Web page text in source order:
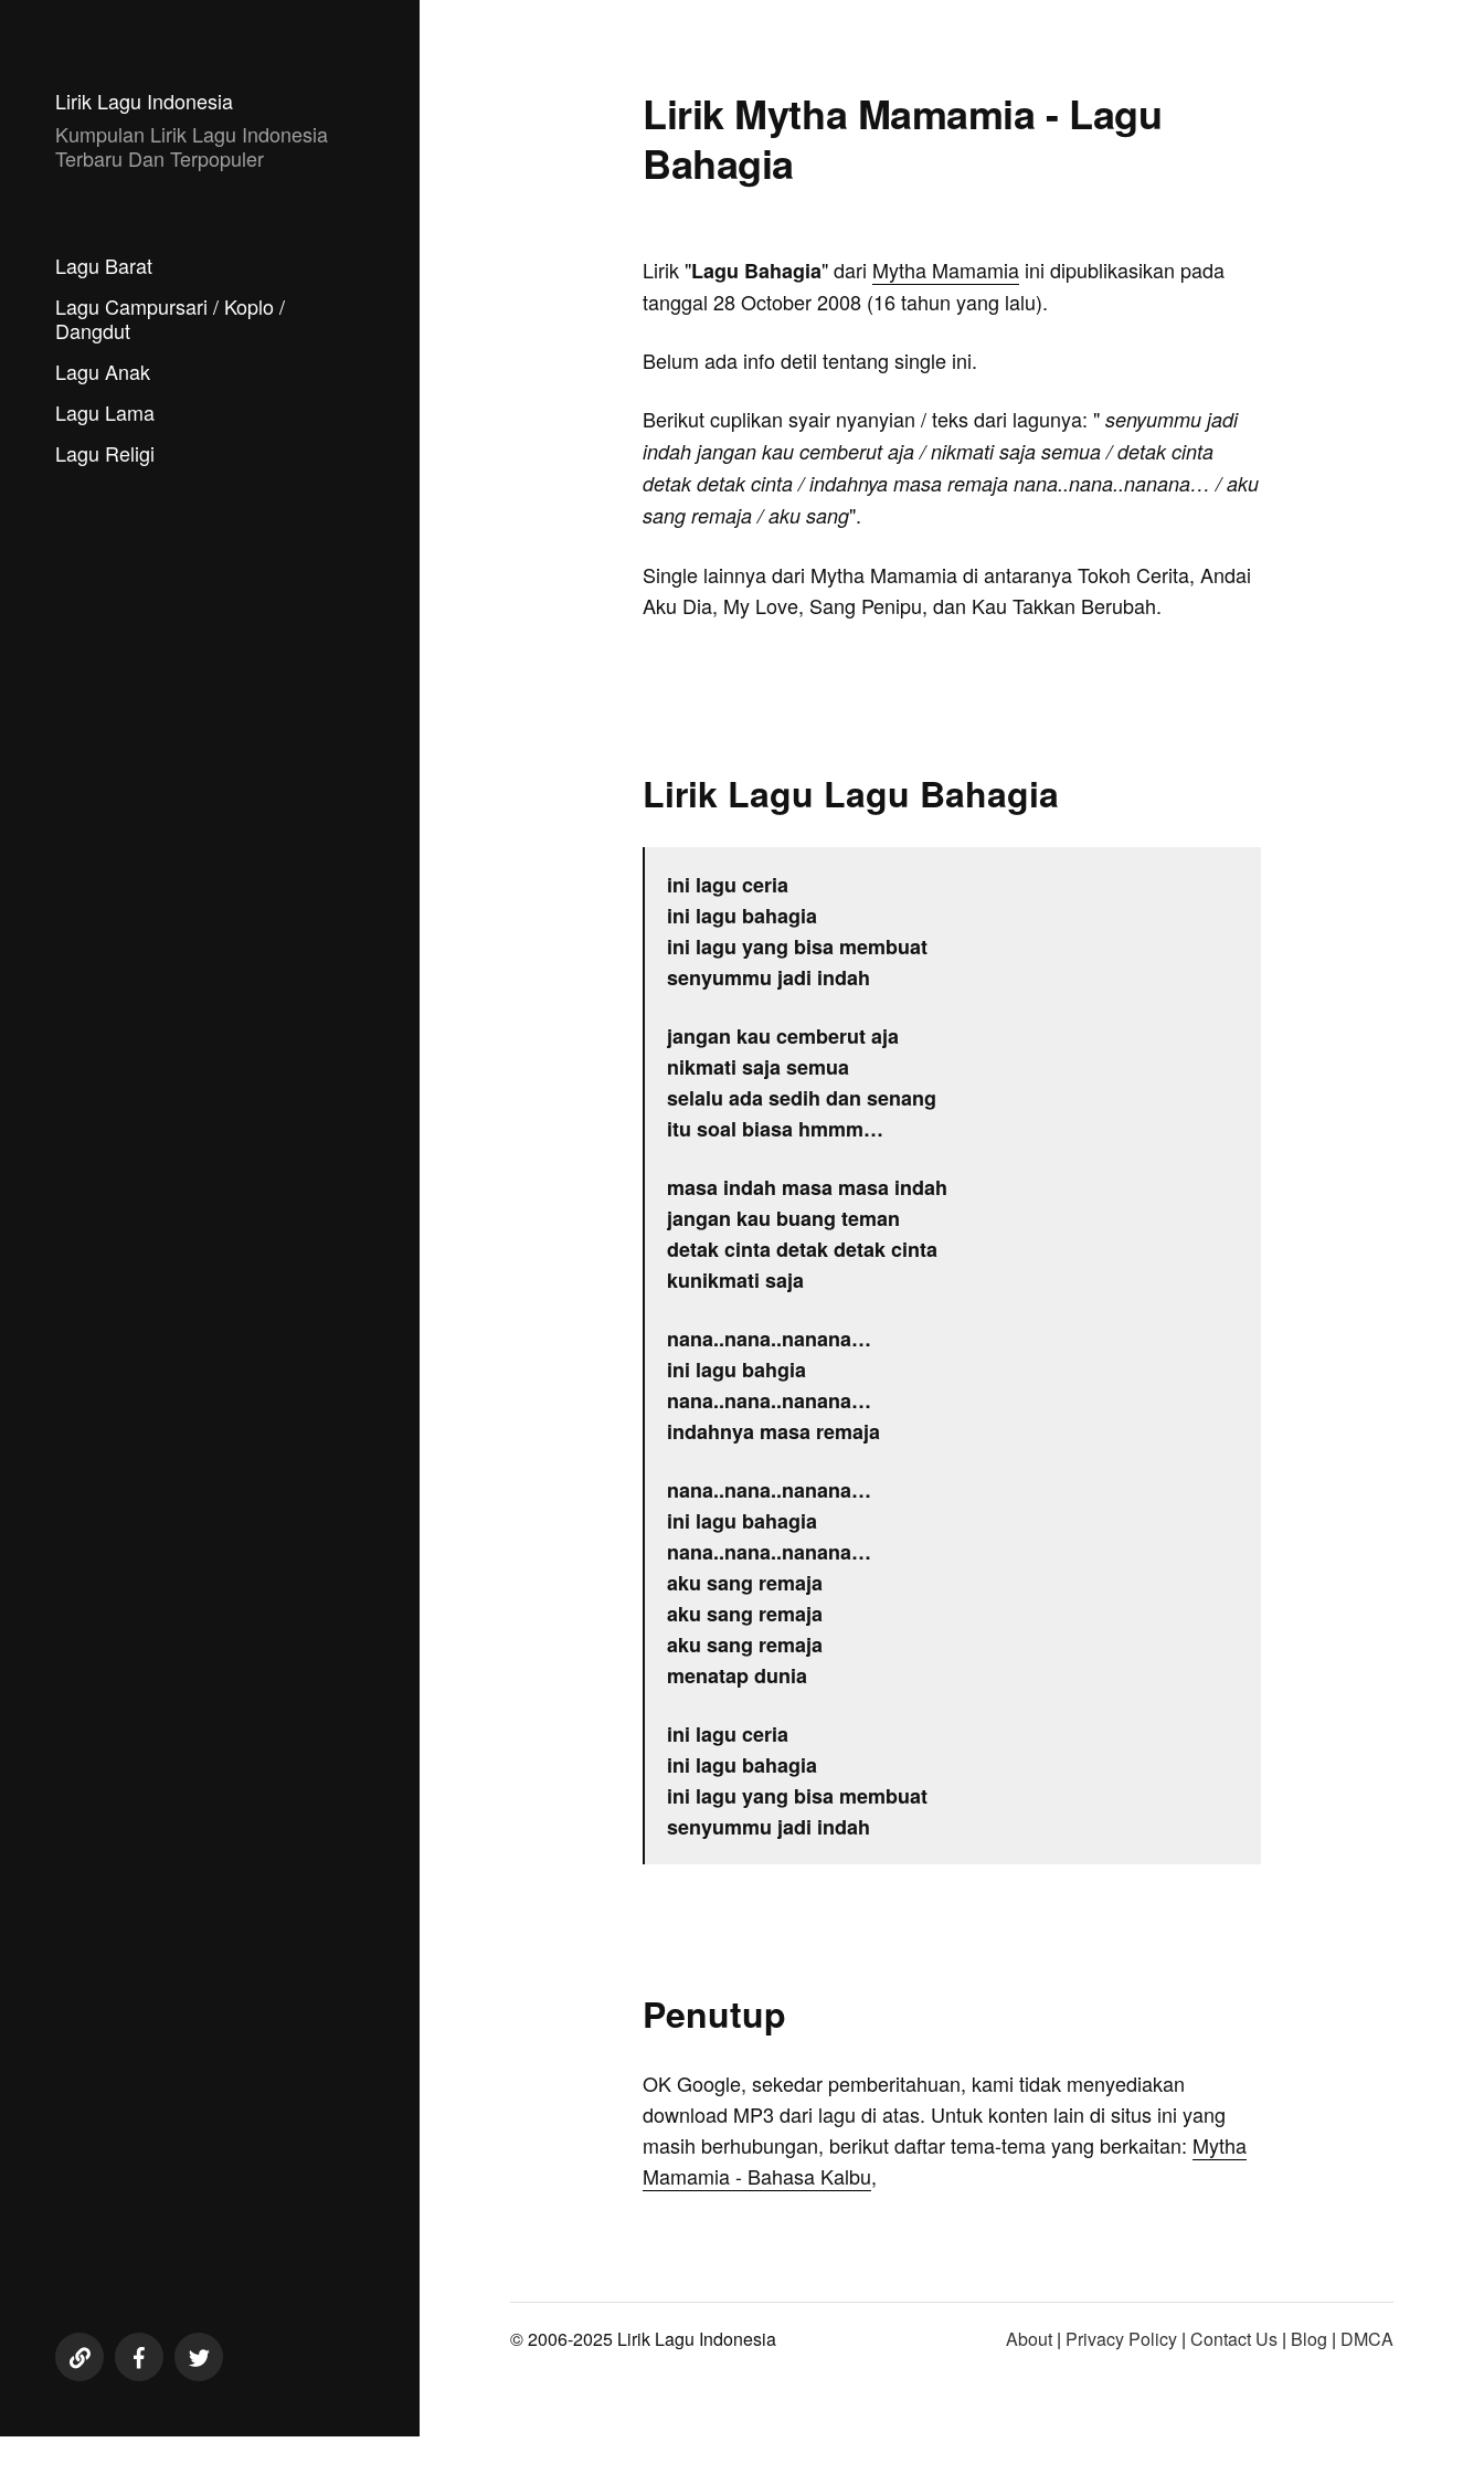
Lirik Lagu Indonesia
Kumpulan Lirik Lagu Indonesia
Terbaru Dan Terpopuler
Lagu Barat
Lagu Campursari / Koplo /
Dangdut
Lagu Anak
Lagu Lama
Lagu Religi
Lirik Mytha Mamamia - Lagu
Bahagia
Lirik "Lagu Bahagia" dari Mytha Mamamia ini dipublikasikan pada
tanggal 28 October 2008 (16 tahun yang lalu).
Belum ada info detil tentang single ini.
Berikut cuplikan syair nyanyian / teks dari lagunya: " senyummu jadi
indah jangan kau cemberut aja / nikmati saja semua / detak cinta
detak detak cinta / indahnya masa remaja nana..nana..nanana… / aku
sang remaja / aku sang".
Single lainnya dari Mytha Mamamia di antaranya Tokoh Cerita, Andai
Aku Dia, My Love, Sang Penipu, dan Kau Takkan Berubah.
Lirik Lagu Lagu Bahagia
ini lagu ceria
ini lagu bahagia
ini lagu yang bisa membuat
senyummu jadi indah
jangan kau cemberut aja
nikmati saja semua
selalu ada sedih dan senang
itu soal biasa hmmm…
masa indah masa masa indah
jangan kau buang teman
detak cinta detak detak cinta
kunikmati saja
nana..nana..nanana…
ini lagu bahgia
nana..nana..nanana…
indahnya masa remaja
nana..nana..nanana…
ini lagu bahagia
nana..nana..nanana…
aku sang remaja
aku sang remaja
aku sang remaja
menatap dunia
ini lagu ceria
ini lagu bahagia
ini lagu yang bisa membuat
senyummu jadi indah
Penutup
OK Google, sekedar pemberitahuan, kami tidak menyediakan
download MP3 dari lagu di atas. Untuk konten lain di situs ini yang
masih berhubungan, berikut daftar tema-tema yang berkaitan: Mytha
Mamamia - Bahasa Kalbu,
© 2006-2025 Lirik Lagu Indonesia About | Privacy Policy | Contact Us | Blog | DMCA